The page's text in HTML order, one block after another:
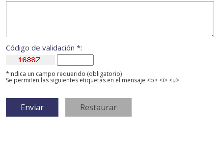
Código de validación *:
*Indica un campo requerido (obligatorio)
Se permiten las siguientes etiquetas en el mensaje <b> <i> <u>